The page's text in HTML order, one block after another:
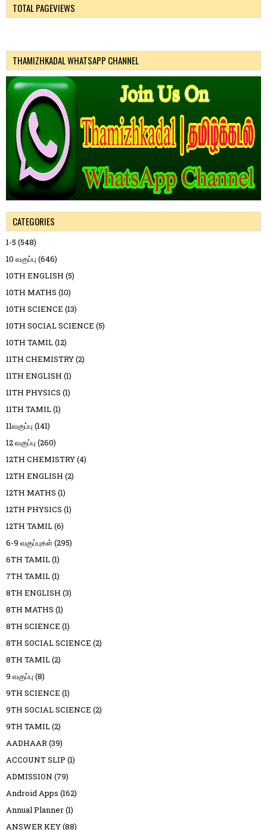
TOTAL PAGEVIEWS
THAMIZHKADAL WHATSAPP CHANNEL
CATEGORIES
1-5 (548)
10 வகுப்பு (646)
10TH ENGLISH (5)
10TH MATHS (10)
10TH SCIENCE (13)
10TH SOCIAL SCIENCE (5)
10TH TAMIL(12)
11TH CHEMISTRY(2)
11TH ENGLISH (1)
11TH PHYSICS (1)
11TH TAMIL(1)
11வகுப்பு (141)
12 வகுப்பு (260)
12TH CHEMISTRY(4)
12TH ENGLISH (2)
12TH MATHS (1)
12TH PHYSICS (1)
12TH TAMIL(6)
6-9 வகுப்புகள்(295)
6TH TAMIL(1)
7TH TAMIL(1)
8TH ENGLISH (3)
8TH MATHS (1)
8TH SCIENCE (1)
8TH SOCIAL SCIENCE (2)
8TH TAMIL(2)
9 வகுப்பு (8)
9TH SCIENCE (1)
9TH SOCIAL SCIENCE (2)
9TH TAMIL(2)
AADHAAR(39)
ACCOUNT SLIP (1)
ADMISSION (79)
Android Apps (162)
Annual Planner(1)
ANSWER KEY(88)